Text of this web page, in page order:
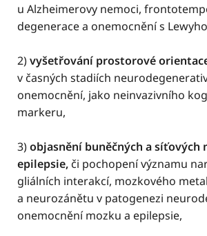
u Alzheimerovy nemoci,
degenerace a onemocnění s
2)vyšetřování prostorové
v časných stadiích
onemocnění, jako neinvazivního
markeru,
3)objasnění buněčných a síťových
epilepsie, či pochopení významu
gliálních interakcí, mozkového
a neurozánětu v patogenezi
onemocnění mozku a epilepsie,